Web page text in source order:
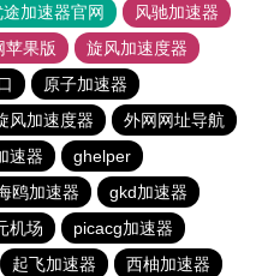
途加速器官网
风驰加速器
苹果版
旋风加速度器
原子加速器
风加速度器
外网网址导航
速器
ghelper
鸥加速器
gkd加速器
机场
picacg加速器
起飞加速器
西柚加速器